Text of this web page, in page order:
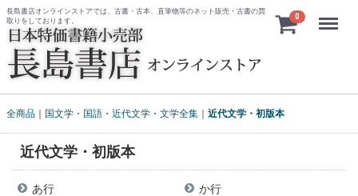
長島書店オンラインストアでは、古書・古本、直筆物等のネット販売・古書の買
取りをしております。
0 Menu
全商品 国文学・国語・近代文学・文学全集 近代文学・初版本
近代文学・初版本
あ行 か行